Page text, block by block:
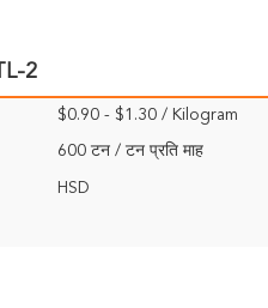
2
$0.90 - $1.30 / Kilogram
600 टन / टन प्रति माह
HSD